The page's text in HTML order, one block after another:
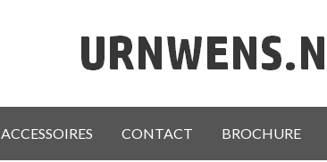
ACCESSOIRES CONTACT BROCHURE